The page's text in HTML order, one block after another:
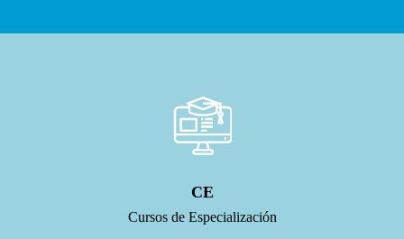
CE
Cursos de Especialización